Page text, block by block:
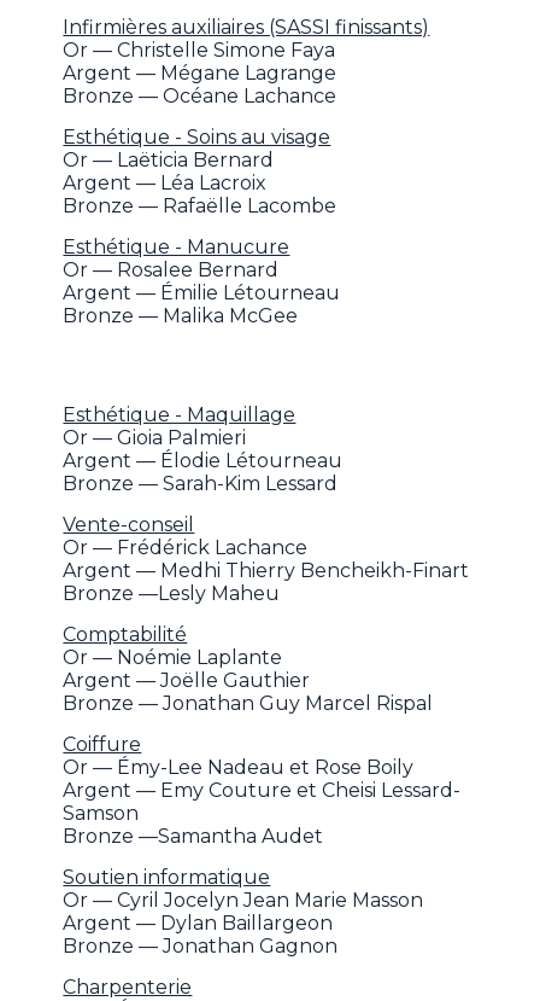
Infirmières auxiliaires (SASSI finissants)
Or — Christelle Simone Faya
Argent — Mégane Lagrange
Bronze — Océane Lachance
Esthétique - Soins au visage
Or — Laëticia Bernard
Argent — Léa Lacroix
Bronze — Rafaëlle Lacombe
Esthétique - Manucure
Or — Rosalee Bernard
Argent — Émilie Létourneau
Bronze — Malika McGee
Esthétique - Maquillage
Or — Gioia Palmieri
Argent — Élodie Létourneau
Bronze — Sarah-Kim Lessard
Vente-conseil
Or — Frédérick Lachance
Argent — Medhi Thierry Bencheikh-Finart
Bronze —Lesly Maheu
Comptabilité
Or — Noémie Laplante
Argent — Joëlle Gauthier
Bronze — Jonathan Guy Marcel Rispal
Coiffure
Or — Émy-Lee Nadeau et Rose Boily
Argent — Emy Couture et Cheisi Lessard-
Samson
Bronze —Samantha Audet
Soutien informatique
Or — Cyril Jocelyn Jean Marie Masson
Argent — Dylan Baillargeon
Bronze — Jonathan Gagnon
Charpenterie